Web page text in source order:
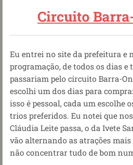
Circuito
Eu entrei no site da prefeitura e
programação, de todos os dias e
passariam pelo circuito Barra-
escolhi um dos dias para
isso é pessoal, cada um escolhe
trios preferidos. Eu notei que
Cláudia Leite passa, o da Ivete
vão alternando as atrações
não concentrar tudo de bom